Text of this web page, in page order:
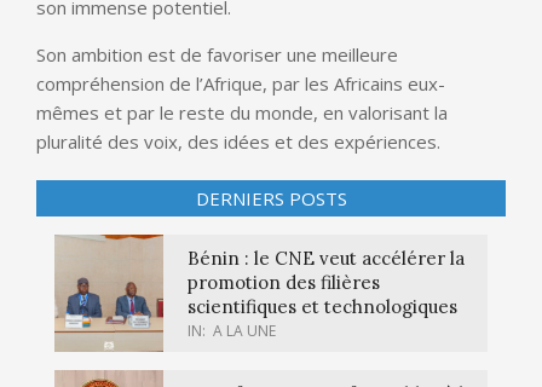
son immense potentiel.
Son ambition est de favoriser une meilleure
compréhension de l’Afrique, par les Africains eux-
mêmes et par le reste du monde, en valorisant la
pluralité des voix, des idées et des expériences.
DERNIERS POSTS
Bénin : le CNE veut accélérer la
promotion des filières
scientifiques et technologiques
IN: A LA UNE